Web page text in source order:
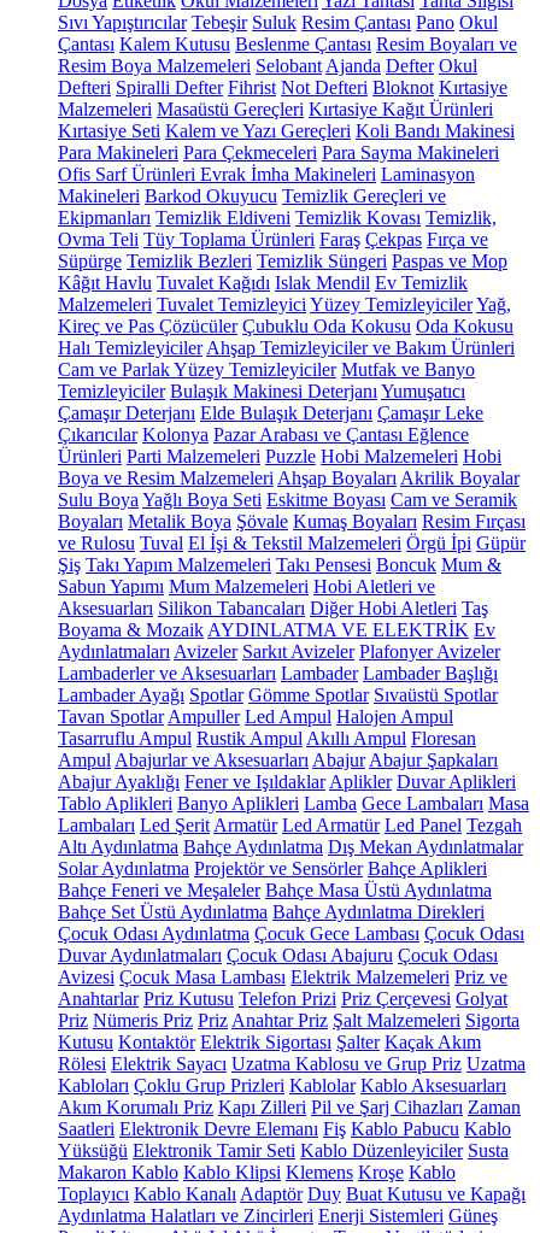
Sıvı Yapıştırıcılar Tebeşir Suluk Resim Çantası Pano Okul
Çantası Kalem Kutusu Beslenme Çantası Resim Boyaları ve
Resim Boya Malzemeleri Selobant Ajanda Defter Okul
Defteri Spiralli Defter Fihrist Not Defteri Bloknot Kırtasiye
Malzemeleri Masaüstü Gereçleri Kırtasiye Kağıt Ürünleri
Kırtasiye Seti Kalem ve Yazı Gereçleri Koli Bandı Makinesi
Para Makineleri Para Çekmeceleri Para Sayma Makineleri
Ofis Sarf Ürünleri Evrak İmha Makineleri Laminasyon
Makineleri Barkod Okuyucu Temizlik Gereçleri ve
Ekipmanları Temizlik Eldiveni Temizlik Kovası Temizlik,
Ovma Teli Tüy Toplama Ürünleri Faraş Çekpas Fırça ve
Süpürge Temizlik Bezleri Temizlik Süngeri Paspas ve Mop
Kâğıt Havlu Tuvalet Kağıdı Islak Mendil Ev Temizlik
Malzemeleri Tuvalet Temizleyici Yüzey TemizleyicilerYağ,
Kireç ve Pas Çözücüler Çubuklu Oda Kokusu Oda Kokusu
Halı Temizleyiciler Ahşap Temizleyiciler ve Bakım Ürünleri
Cam ve Parlak Yüzey Temizleyiciler Mutfak ve Banyo
Temizleyiciler Bulaşık Makinesi Deterjanı Yumuşatıcı
Çamaşır Deterjanı Elde Bulaşık Deterjanı Çamaşır Leke
Çıkarıcılar Kolonya Pazar Arabası ve Çantası Eğlence
Ürünleri Parti Malzemeleri Puzzle Hobi Malzemeleri Hobi
Boya ve Resim Malzemeleri Ahşap Boyaları Akrilik Boyalar
Sulu Boya Yağlı Boya Seti Eskitme Boyası Cam ve Seramik
Boyaları Metalik Boya Şövale Kumaş Boyaları Resim Fırçası
ve Rulosu Tuval El İşi & Tekstil Malzemeleri Örgü İpi Güpür
Şiş Takı Yapım Malzemeleri Takı Pensesi Boncuk Mum &
Sabun Yapımı Mum Malzemeleri Hobi Aletleri ve
Aksesuarları Silikon Tabancaları Diğer Hobi Aletleri Taş
Boyama & Mozaik AYDINLATMA VE ELEKTRİK Ev
Aydınlatmaları Avizeler Sarkıt Avizeler Plafonyer Avizeler
Lambaderler ve Aksesuarları Lambader Lambader Başlığı
Lambader Ayağı Spotlar Gömme Spotlar Sıvaüstü Spotlar
Tavan Spotlar Ampuller Led Ampul Halojen Ampul
Tasarruflu Ampul Rustik Ampul Akıllı Ampul Floresan
Ampul Abajurlar ve Aksesuarları Abajur Abajur Şapkaları
Abajur Ayaklığı Fener ve Işıldaklar Aplikler Duvar Aplikleri
Tablo Aplikleri Banyo Aplikleri Lamba Gece Lambaları Masa
Lambaları Led Şerit Armatür Led Armatür Led Panel Tezgah
Altı Aydınlatma Bahçe Aydınlatma Dış Mekan Aydınlatmalar
Solar Aydınlatma Projektör ve Sensörler Bahçe Aplikleri
Bahçe Feneri ve Meşaleler Bahçe Masa Üstü Aydınlatma
Bahçe Set Üstü Aydınlatma Bahçe Aydınlatma Direkleri
Çocuk Odası Aydınlatma Çocuk Gece Lambası Çocuk Odası
Duvar Aydınlatmaları Çocuk Odası Abajuru Çocuk Odası
Avizesi Çocuk Masa Lambası Elektrik Malzemeleri Priz ve
Anahtarlar Priz Kutusu Telefon Prizi Priz Çerçevesi Golyat
Priz Nümeris Priz Priz Anahtar Priz Şalt Malzemeleri Sigorta
Kutusu Kontaktör Elektrik Sigortası Şalter Kaçak Akım
Rölesi Elektrik Sayacı Uzatma Kablosu ve Grup Priz Uzatma
Kabloları Çoklu Grup Prizleri Kablolar Kablo Aksesuarları
Akım Korumalı Priz Kapı Zilleri Pil ve Şarj Cihazları Zaman
Saatleri Elektronik Devre Elemanı Fiş Kablo Pabucu Kablo
Yüksüğü Elektronik Tamir Seti Kablo Düzenleyiciler Susta
Makaron Kablo Kablo Klipsi Klemens Kroşe Kablo
Toplayıcı Kablo Kanalı Adaptör Duy Buat Kutusu ve Kapağı
Aydınlatma Halatları ve Zincirleri Enerji Sistemleri Güneş